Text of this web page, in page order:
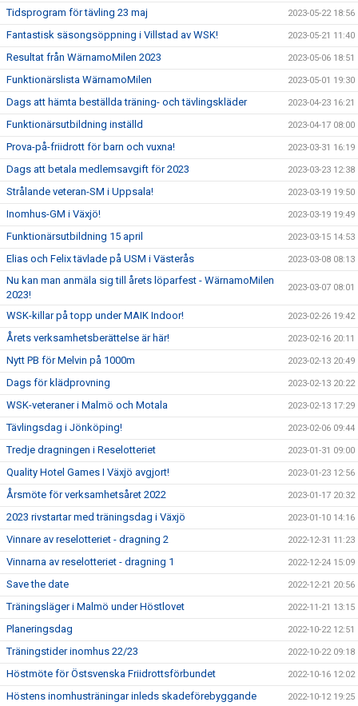
Tidsprogram för tävling 23 maj 2023-05-22 18:56
Fantastisk säsongsöppning i Villstad av WSK! 2023-05-21 11:40
Resultat från WärnamoMilen 2023 2023-05-06 18:51
Funktionärslista WärnamoMilen 2023-05-01 19:30
Dags att hämta beställda träning- och tävlingskläder 2023-04-23 16:21
Funktionärsutbildning inställd 2023-04-17 08:00
Prova-på-friidrott för barn och vuxna! 2023-03-31 16:19
Dags att betala medlemsavgift för 2023 2023-03-23 12:38
Strålande veteran-SM i Uppsala! 2023-03-19 19:50
Inomhus-GM i Växjö! 2023-03-19 19:49
Funktionärsutbildning 15 april 2023-03-15 14:53
Elias och Felix tävlade på USM i Västerås 2023-03-08 08:13
Nu kan man anmäla sig till årets löparfest - WärnamoMilen
2023!
2023-03-07 08:01
WSK-killar på topp under MAIK Indoor! 2023-02-26 19:42
Årets verksamhetsberättelse är här! 2023-02-16 20:11
Nytt PB för Melvin på 1000m 2023-02-13 20:49
Dags för klädprovning 2023-02-13 20:22
WSK-veteraner i Malmö och Motala 2023-02-13 17:29
Tävlingsdag i Jönköping! 2023-02-06 09:44
Tredje dragningen i Reselotteriet 2023-01-31 09:00
Quality Hotel Games I Växjö avgjort! 2023-01-23 12:56
Årsmöte för verksamhetsåret 2022 2023-01-17 20:32
2023 rivstartar med träningsdag i Växjö 2023-01-10 14:16
Vinnare av reselotteriet - dragning 2 2022-12-31 11:23
Vinnarna av reselotteriet - dragning 1 2022-12-24 15:09
Save the date 2022-12-21 20:56
Träningsläger i Malmö under Höstlovet 2022-11-21 13:15
Planeringsdag 2022-10-22 12:51
Träningstider inomhus 22/23 2022-10-22 09:18
Höstmöte för Östsvenska Friidrottsförbundet 2022-10-16 12:02
Höstens inomhusträningar inleds skadeförebyggande 2022-10-12 19:25